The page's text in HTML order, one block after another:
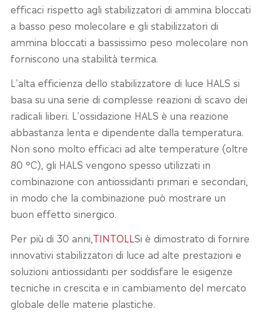
efficaci rispetto agli stabilizzatori di ammina bloccati
a basso peso molecolare e gli stabilizzatori di
ammina bloccati a bassissimo peso molecolare non
forniscono una stabilità termica.
L'alta efficienza dello stabilizzatore di luce HALS si
basa su una serie di complesse reazioni di scavo dei
radicali liberi. L'ossidazione HALS è una reazione
abbastanza lenta e dipendente dalla temperatura.
Non sono molto efficaci ad alte temperature (oltre
80 °C), gli HALS vengono spesso utilizzati in
combinazione con antiossidanti primari e secondari,
in modo che la combinazione può mostrare un
buon effetto sinergico.
Per più di 30 anni, TINTOLL Si è dimostrato di fornire
innovativi stabilizzatori di luce ad alte prestazioni e
soluzioni antiossidanti per soddisfare le esigenze
tecniche in crescita e in cambiamento del mercato
globale delle materie plastiche.